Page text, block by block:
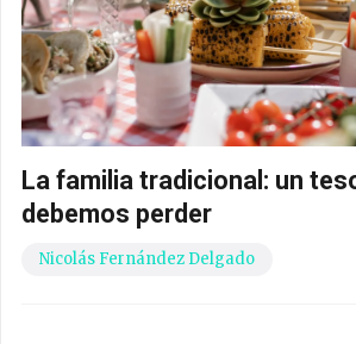
La familia tradicional: un
debemos perder
Nicolás Fernández Delgado